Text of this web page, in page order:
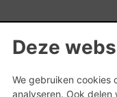
Deze
We gebruiken cookies
analyseren. Ook